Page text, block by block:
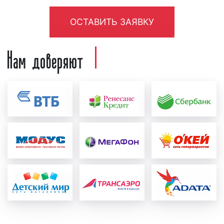
вида художественной конструкции, срочности
заказа, сезонности, а также наличия свободных
несколько этапов:
этапе достигается договоренность об
условиях и ценах изготовления арт-объектов,
заключается договор, проводятся проектные
правило, подготовительный этап занимает от
изготовление арт-объектов
. На этапе
изготовления арт-объектов специалисты
нашего рекламного агентства осуществляют
изготовление художественной конструкции
месте нахождения магазина, торгового центра или
офиса. В чем причина популярности арт-объектов
среди представителей отечественного бизнеса?
Ответ кроется в частоте контактов потенциальных
покупателей с рекламой.
В городе люди сталкиваются с рекламными
конструкциями различных форматов. Частота
высоком уровне. По статистике, с данной
художественной конструкцией люди могут
Высокая частота контактов является важным
составляющим успеха любой рекламной кампании.
вам требуется изготовление художественной
конструкции, т.к. от этого во многом зависит
изготовления рекламы должна быть
обусловлена объективной необходимостью, а
рекламный бюджет: определите, сколько
относится к числу особо важных. Вашего
рекламного бюджета должно хватить на
конструкций. Очень часто в данном вопросе
рекламодатели допускают ошибку: либо
делают слишком маленький рекламный
ОСТАВИТЬ ЗАЯВКУ
Нам доверяют